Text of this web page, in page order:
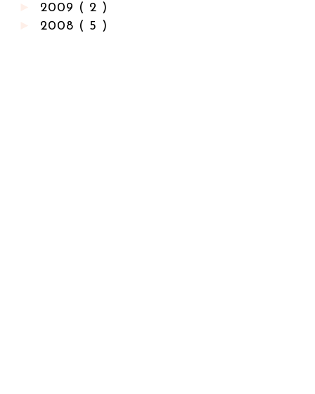
2009 ( 2 )
2008 ( 5 )